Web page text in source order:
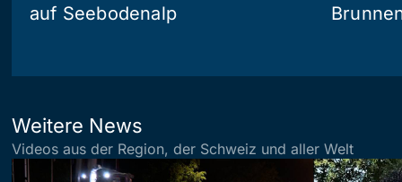
auf Seebodenalp
Weitere News
Videos aus der Region, der Schweiz und aller Welt